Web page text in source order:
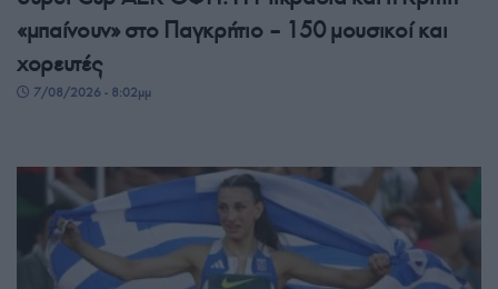
«μπαίνουν» στο Παγκρήτιο – 150 μουσικοί και
χορευτές
7/08/2026 - 8:02μμ